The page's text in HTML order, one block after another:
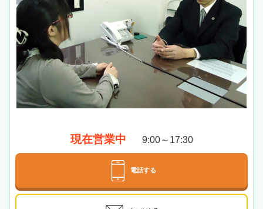
現在営業中 9:00～17:30
電話する